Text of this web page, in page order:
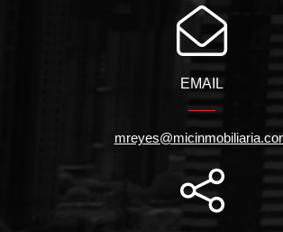
EMAIL